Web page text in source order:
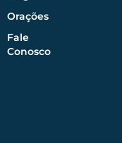
Orações
Fale
Conosco